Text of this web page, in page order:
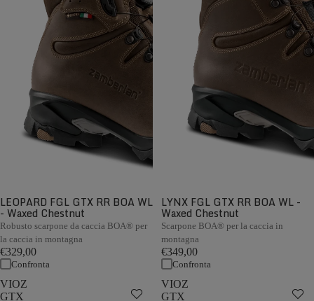
LEOPARD FGL GTX RR BOA WL
- Waxed Chestnut
Robusto scarpone da caccia BOA® per
la caccia in montagna
€329,00
Confronta
LYNX FGL GTX RR BOA WL -
Waxed Chestnut
Scarpone BOA® per la caccia in
montagna
€349,00
Confronta
VIOZ
GTX
VIOZ
GTX